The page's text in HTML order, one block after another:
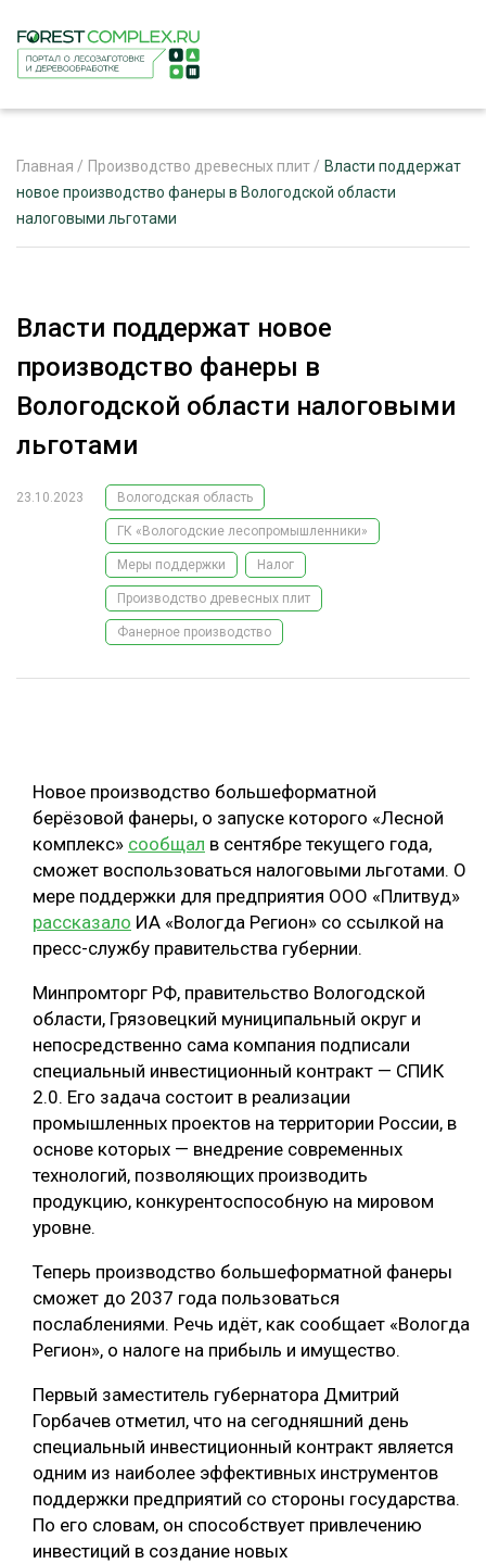
ЖУРНАЛ «ЛЕСНОЙ КОМПЛЕКС»
ЛЕСНОЕ ХОЗЯЙСТВО
ОБРАБОТКА ДРЕВЕСИНЫ
ЦИФРОВАЯ СРЕДА
БИОЭНЕРГЕТИКА
ЛЕСОВОССТАНОВЛЕНИЕ И ЗАЩИТА
КОМПЛЕКСНАЯ ПЕРЕРАБОТКА
ЛЕСОПИЛЕНИЕ
ДЕРЕВЯННОЕ ДОМОСТРОЕНИЕ
БЕЗОПАСНОЕ ПРОИЗВОДСТВО
СУШКА ДРЕВЕСИНЫ
МЕБЕЛЬНОЕ ПРОИЗВОДСТВО
ТЕМАТИЧЕСКИЕ ПРОЕКТЫ
ЭКСПЕРТНОЕ МНЕНИЕ
Главная / Производство древесных плит / Власти поддержат
новое производство фанеры в Вологодской области
налоговыми льготами
Власти поддержат новое
производство фанеры в
Вологодской области налоговыми
льготами
23.10.2023 Вологодская область
ГК «Вологодские лесопромышленники»
Меры поддержки Налог
Производство древесных плит
Фанерное производство
Новое производство большеформатной
берёзовой фанеры, о запуске которого «Лесной
комплекс» сообщал в сентябре текущего года,
сможет воспользоваться налоговыми льготами. О
мере поддержки для предприятия ООО «Плитвуд»
рассказало ИА «Вологда Регион» со ссылкой на
пресс-службу правительства губернии.
Минпромторг РФ, правительство Вологодской
области, Грязовецкий муниципальный округ и
непосредственно сама компания подписали
специальный инвестиционный контракт — СПИК
2.0. Его задача состоит в реализации
промышленных проектов на территории России, в
основе которых — внедрение современных
технологий, позволяющих производить
продукцию, конкурентоспособную на мировом
уровне.
Теперь производство большеформатной фанеры
сможет до 2037 года пользоваться
послаблениями. Речь идёт, как сообщает «Вологда
Регион», о налоге на прибыль и имущество.
Первый заместитель губернатора Дмитрий
Горбачев отметил, что на сегодняшний день
специальный инвестиционный контракт является
одним из наиболее эффективных инструментов
поддержки предприятий со стороны государства.
По его словам, он способствует привлечению
инвестиций в создание новых